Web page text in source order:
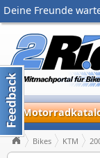
Deine Freunde
Bikes KTM